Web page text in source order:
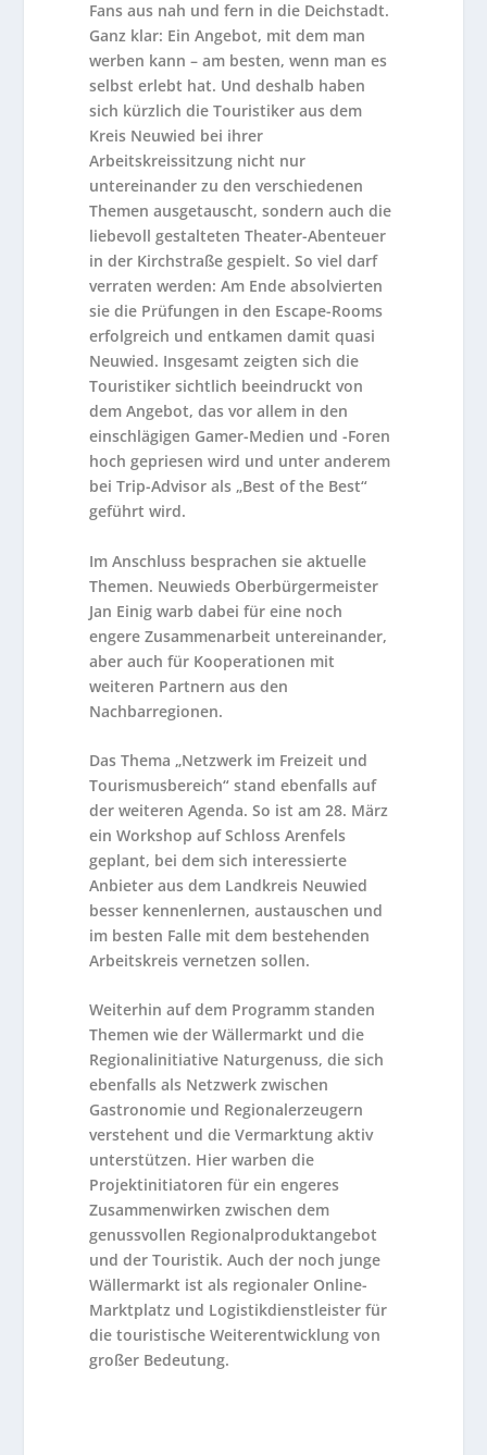
Fans aus nah und fern in die Deichstadt.
Ganz klar: Ein Angebot, mit dem man
werben kann – am besten, wenn man es
selbst erlebt hat. Und deshalb haben
sich kürzlich die Touristiker aus dem
Kreis Neuwied bei ihrer
Arbeitskreissitzung nicht nur
untereinander zu den verschiedenen
Themen ausgetauscht, sondern auch die
liebevoll gestalteten Theater-Abenteuer
in der Kirchstraße gespielt. So viel darf
verraten werden: Am Ende absolvierten
sie die Prüfungen in den Escape-Rooms
erfolgreich und entkamen damit quasi
Neuwied. Insgesamt zeigten sich die
Touristiker sichtlich beeindruckt von
dem Angebot, das vor allem in den
einschlägigen Gamer-Medien und -Foren
hoch gepriesen wird und unter anderem
bei Trip-Advisor als „Best of the Best“
geführt wird.
Im Anschluss besprachen sie aktuelle
Themen. Neuwieds Oberbürgermeister
Jan Einig warb dabei für eine noch
engere Zusammenarbeit untereinander,
aber auch für Kooperationen mit
weiteren Partnern aus den
Nachbarregionen.
Das Thema „Netzwerk im Freizeit und
Tourismusbereich“ stand ebenfalls auf
der weiteren Agenda. So ist am 28. März
ein Workshop auf Schloss Arenfels
geplant, bei dem sich interessierte
Anbieter aus dem Landkreis Neuwied
besser kennenlernen, austauschen und
im besten Falle mit dem bestehenden
Arbeitskreis vernetzen sollen.
Weiterhin auf dem Programm standen
Themen wie der Wällermarkt und die
Regionalinitiative Naturgenuss, die sich
ebenfalls als Netzwerk zwischen
Gastronomie und Regionalerzeugern
verstehent und die Vermarktung aktiv
unterstützen. Hier warben die
Projektinitiatoren für ein engeres
Zusammenwirken zwischen dem
genussvollen Regionalproduktangebot
und der Touristik. Auch der noch junge
Wällermarkt ist als regionaler Online-
Marktplatz und Logistikdienstleister für
die touristische Weiterentwicklung von
großer Bedeutung.